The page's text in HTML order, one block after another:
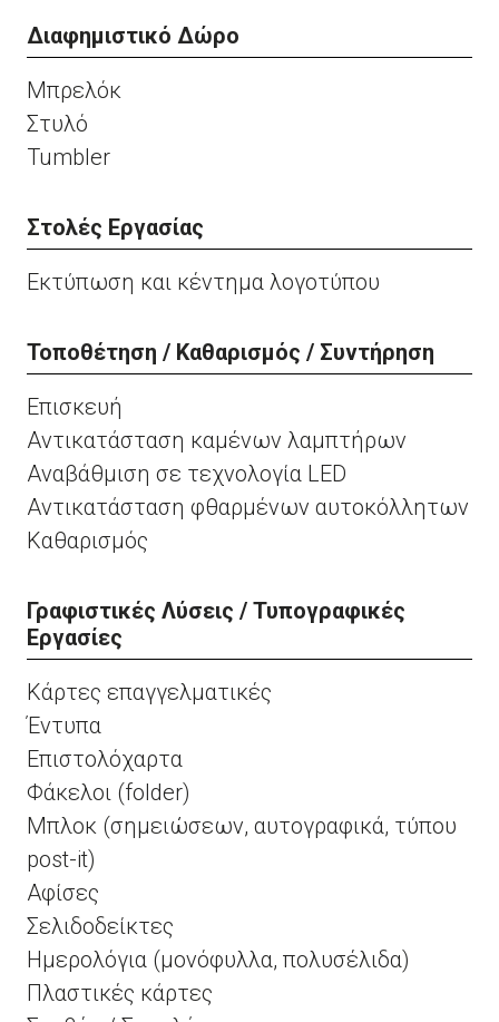
Διαφημιστικό Δώρο
Μπρελόκ
Στυλό
Tumbler
Στολές Εργασίας
Εκτύπωση και κέντημα λογοτύπου
Τοποθέτηση / Καθαρισμός / Συντήρηση
Επισκευή
Αντικατάσταση καμένων λαμπτήρων
Αναβάθμιση σε τεχνολογία LED
Αντικατάσταση φθαρμένων αυτοκόλλητων
Καθαρισμός
Γραφιστικές Λύσεις / Τυπογραφικές
Εργασίες
Κάρτες επαγγελματικές
Έντυπα
Επιστολόχαρτα
Φάκελοι (folder)
Μπλοκ (σημειώσεων, αυτογραφικά, τύπου
post-it)
Αφίσες
Σελιδοδείκτες
Ημερολόγια (μονόφυλλα, πολυσέλιδα)
Πλαστικές κάρτες